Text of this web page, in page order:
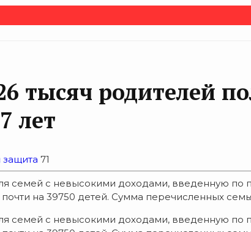
тысяч родителей
лет
защита 71
семей с невысокими доходами, введенную
на 39750 детей. Сумма перечисленных
семей с невысокими доходами, введенную